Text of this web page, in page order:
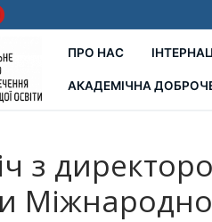
ПРО НАС
АКАДЕМІЧНА
з